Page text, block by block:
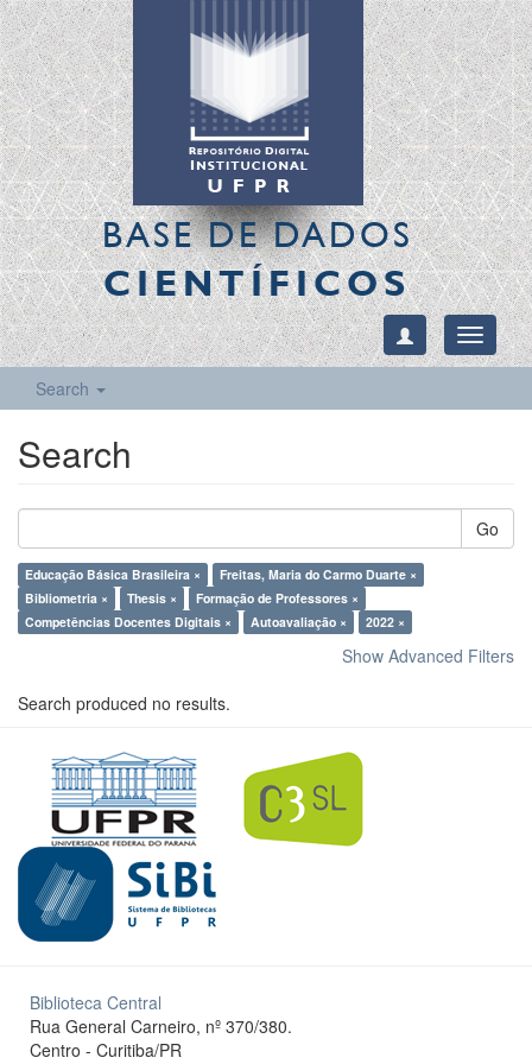
BASE DE DADOS
CIENTÍFICOS
Toggle
Search
Search
Go
Educação Básica Brasileira ×
Freitas, Maria do Carmo Duarte ×
Bibliometria ×
Thesis ×
Formação de Professores ×
Competências Docentes Digitais ×
Autoavaliação × 2022 ×
Show Advanced Filters
Search produced no results.
Biblioteca Central
Rua General Carneiro, nº 370/380.
Centro - Curitiba/PR